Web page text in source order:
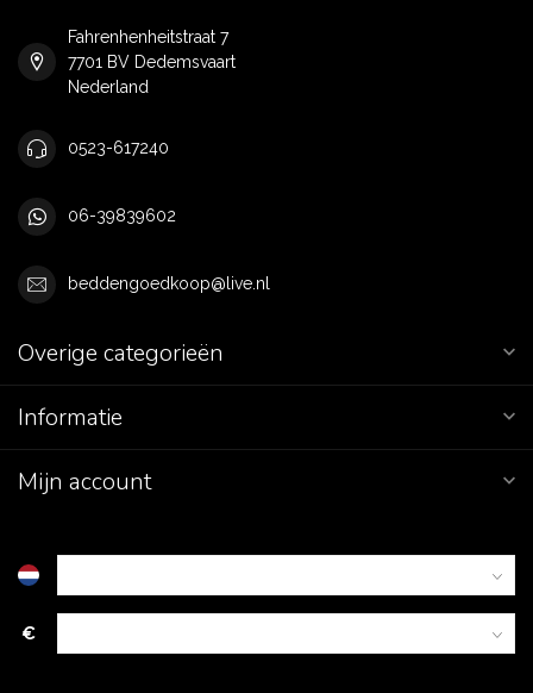
Fahrenhenheitstraat 7
7701 BV Dedemsvaart
Nederland
0523-617240
06-39839602
beddengoedkoop@live.nl
Overige categorieën
Informatie
Mijn account
€